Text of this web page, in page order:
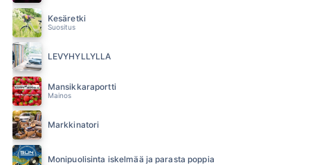
Kesäretki
Suositus
LEVYHYLLYLLÄ
Mansikkaraportti
Mainos
Markkinatori
Monipuolisinta iskelmää ja parasta poppia